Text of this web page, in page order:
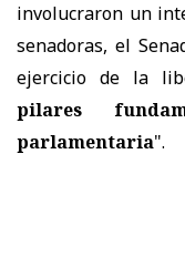
involucraron un
senadoras, el
ejercicio de la
pilares
parlamentaria".